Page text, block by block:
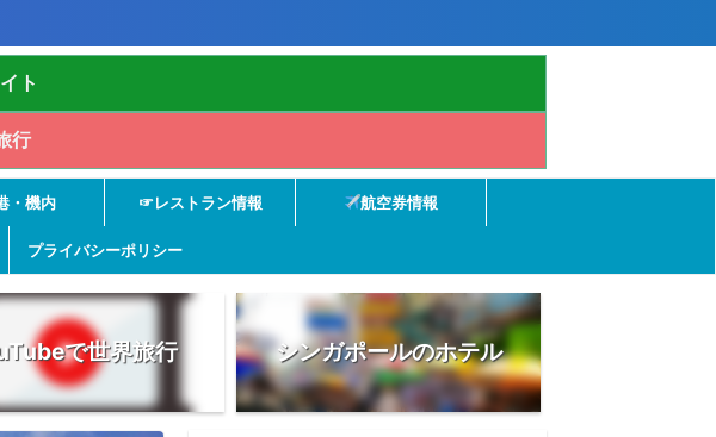
ト
行
・機内 ☞レストラン情報 航空券情報
プライバシーポリシー
で世界旅行 シンガポールのホテル